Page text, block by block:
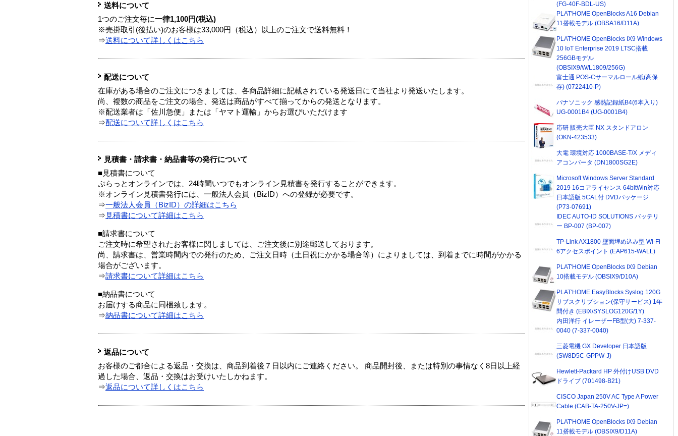
送料について
1つのご注文毎に一律1,100円(税込)
※売掛取引(後払い)のお客様は33,000円（税込）以上のご注文で送料無料！
⇒送料について詳しくはこちら
配送について
在庫がある場合のご注文につきましては、各商品詳細に記載されている発送日にて当社より発送いたします。
尚、複数の商品をご注文の場合、発送は商品がすべて揃ってからの発送となります。
※配送業者は「佐川急便」または「ヤマト運輸」からお選びいただけます
⇒配送について詳しくはこちら
見積書・請求書・納品書等の発行について
■見積書について
ぷらっとオンラインでは、24時間いつでもオンライン見積書を発行することができます。
※オンライン見積書発行には、一般法人会員（BizID）への登録が必要です。
⇒一般法人会員（BizID）の詳細はこちら
⇒ 見積書について詳細はこちら
■請求書について
ご注文時に希望されたお客様に関しましては、ご注文後に別途郵送しております。
尚、請求書は、営業時間内での発行のため、ご注文日時（土日祝にかかる場合等）によりましては、到着までに時間がかかる
場合がございます。
⇒請求書について詳細はこちら
■納品書について
お届けする商品に同梱致します。
⇒納品書について詳細はこちら
返品について
お客様のご都合による返品・交換は、商品到着後７日以内にご連絡ください。 商品開封後、または特別の事情なく8日以上経
過した場合、返品・交換はお受けいたしかねます。
⇒返品について詳しくはこちら
(FG-40F-BDL-US)
PLAT'HOME OpenBlocks A16 Debian
11搭載モデル (OBSA16/D11A)
PLAT'HOME OpenBlocks IX9 Windows
10 IoT Enterprise 2019 LTSC搭載
256GBモデル
(OBSIX9/W/L1809/256G)
富士通 POS-Cサーマルロール紙(高保
存) (0722410-P)
パナソニック 感熱記録紙B4(6本入り)
UG-0001B4 (UG-0001B4)
応研 販売大臣 NX スタンドアロン
(OKN-423533)
大電 環境対応 1000BASE-T/X メディ
アコンバータ (DN1800SG2E)
Microsoft Windows Server Standard
2019 16コアライセンス 64bitWin対応
日本語版 5CAL付 DVDパッケージ
(P73-07691)
IDEC AUTO-ID SOLUTIONS バッテリ
ー BP-007 (BP-007)
TP-Link AX1800 壁面埋め込み型 Wi-Fi
6アクセスポイント (EAP615-WALL)
PLAT'HOME OpenBlocks IX9 Debian
10搭載モデル (OBSIX9/D10A)
PLAT'HOME EasyBlocks Syslog 120G
サブスクリプション(保守サービス) 1年
間付き (EBIX/SYSLOG120G/1Y)
内田洋行 イレーザーFB型(大) 7-337-
0040 (7-337-0040)
三菱電機 GX Developer 日本語版
(SW8D5C-GPPW-J)
Hewlett-Packard HP 外付けUSB DVD
ドライブ (701498-B21)
CISCO Japan 250V AC Type A Power
Cable (CAB-TA-250V-JP=)
PLAT'HOME OpenBlocks IX9 Debian
11搭載モデル (OBSIX9/D11A)